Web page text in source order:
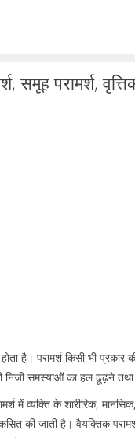
समूह परामर्श,
है। परामर्श किसी भी
निजी समस्याओं का हल ढूढ़ने तथा
में व्यक्ति के शारीरिक,
की जाती है। वैयक्तिक